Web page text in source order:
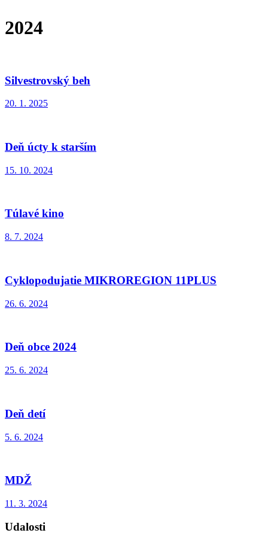
2024
Silvestrovský beh
20. 1. 2025
Deň úcty k starším
15. 10. 2024
Túlavé kino
8. 7. 2024
Cyklopodujatie MIKROREGION 11PLUS
26. 6. 2024
Deň obce 2024
25. 6. 2024
Deň detí
5. 6. 2024
MDŽ
11. 3. 2024
Udalosti